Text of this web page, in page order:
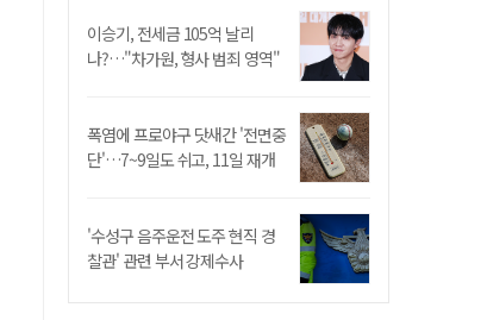
이승기, 전세금 105억 날리
나?…"차가원, 형사 범죄 영역"
폭염에 프로야구 닷새간 '전면중
단'…7~9일도 쉬고, 11일 재개
'수성구 음주운전 도주 현직 경
찰관' 관련 부서 강제수사